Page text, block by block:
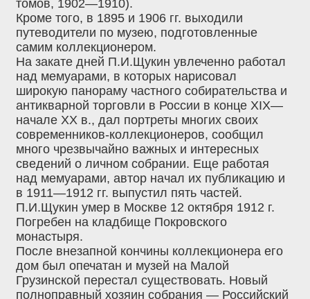
томов, 1902—1910).
Кроме того, в 1895 и 1906 гг. выходили
путеводители по музею, подготовленные
самим коллекционером.
На закате дней П.И.Щукин увлеченно работал
над мемуарами, в которых нарисовал
широкую панораму частного собирательства и
антикварной торговли в России в конце XIX—
начале XX в., дал портреты многих своих
современников-коллекционеров, сообщил
много чрезвычайно важных и интересных
сведений о личном собрании. Еще работая
над мемуарами, автор начал их публикацию и
в 1911—1912 гг. выпустил пять частей.
П.И.Щукин умер в Москве 12 октября 1912 г.
Погребен на кладбище Покровского
монастыря.
После внезапной кончины коллекционера его
дом был опечатан и музей на Малой
Грузинской перестал существовать. Новый
полноправный хозяин собрания — Российский